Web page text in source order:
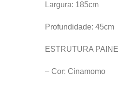
Largura: 185cm
Profundidade: 45cm
ESTRUTURA
– Cor: Cinamomo